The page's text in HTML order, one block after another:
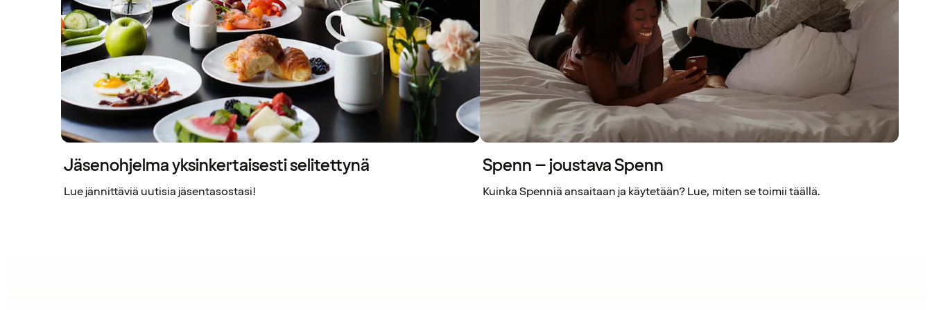
Jäsenohjelma yksinkertaisesti selitettynä
Lue jännittäviä uutisia jäsentasostasi!
Spenn – joustava Spenn
Kuinka Spenniä ansaitaan ja käytetään? Lue, miten se toimii täällä.